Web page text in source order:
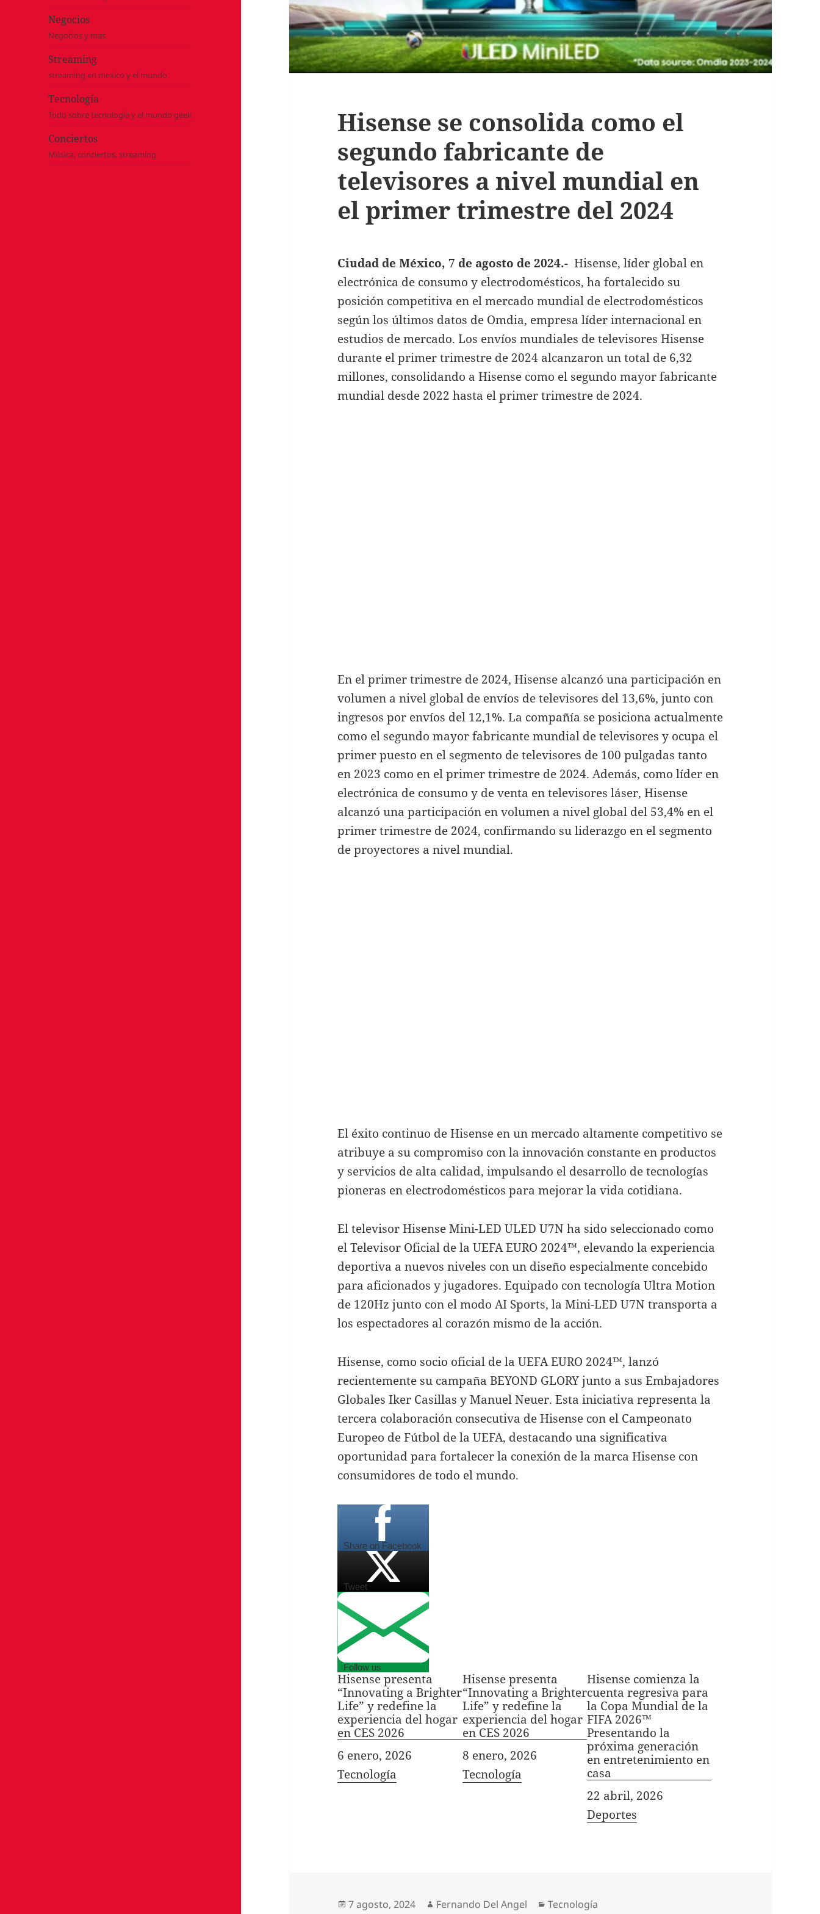
Negocios
Negocios y mas
Streaming
streaming en mexico y el mundo
Tecnología
Todo sobre tecnología y el mundo geek
Conciertos
Música, conciertos, streaming
Hisense se consolida como el
segundo fabricante de
televisores a nivel mundial en
el primer trimestre del 2024
Ciudad de México, 7 de agosto de2024.- Hisense, líder global en
electrónica de consumo y electrodomésticos, ha fortalecido su
posición competitiva en el mercado mundial de electrodomésticos
según los últimos datos de Omdia, empresa líder internacional en
estudios de mercado. Los envíos mundiales de televisores Hisense
durante el primer trimestre de 2024 alcanzaron un total de 6,32
millones, consolidando a Hisense como el segundo mayor fabricante
mundial desde 2022 hasta el primer trimestre de 2024.
En el primer trimestre de 2024, Hisense alcanzó una participación en
volumen a nivel global de envíos de televisores del 13,6%, junto con
ingresos por envíos del 12,1%. La compañía se posiciona actualmente
como el segundo mayor fabricante mundial de televisores y ocupa el
primer puesto en el segmento de televisores de 100 pulgadas tanto
en 2023 como en el primer trimestre de 2024. Además, como líder en
electrónica de consumo y de venta en televisores láser, Hisense
alcanzó una participación en volumen a nivel global del 53,4% en el
primer trimestre de 2024, confirmando su liderazgo en el segmento
de proyectores a nivel mundial.
El éxito continuo de Hisense en un mercado altamente competitivo se
atribuye a su compromiso con la innovación constante en productos
y servicios de alta calidad, impulsando el desarrollo de tecnologías
pioneras en electrodomésticos para mejorar la vida cotidiana.
El televisor Hisense Mini-LED ULED U7N ha sido seleccionado como
el Televisor Oficial de la UEFA EURO 2024™, elevando la experiencia
deportiva a nuevos niveles con un diseño especialmente concebido
para aficionados y jugadores. Equipado con tecnología Ultra Motion
de 120Hz junto con el modo AI Sports, la Mini-LED U7N transporta a
los espectadores al corazón mismo de la acción.
Hisense, como socio oficial de la UEFA EURO 2024™, lanzó
recientemente su campaña BEYOND GLORY junto a sus Embajadores
Globales Iker Casillas y Manuel Neuer. Esta iniciativa representa la
tercera colaboración consecutiva de Hisense con el Campeonato
Europeo de Fútbol de la UEFA, destacando una significativa
oportunidad para fortalecer la conexión de la marca Hisense con
consumidores de todo el mundo.
Share on Facebook
Tweet
Follow us
Hisense presenta
“Innovating a Brighter
Life” y redefine la
experiencia del hogar
en CES 2026
Fecha
6 enero, 2026
In relation to
Tecnología
Hisense presenta
“Innovating a Brighter
Life” y redefine la
experiencia del hogar
en CES 2026
Fecha
8 enero, 2026
In relation to
Tecnología
Hisense comienza la
cuenta regresiva para
la Copa Mundial de la
FIFA 2026™
Presentando la
próxima generación
en entretenimiento en
casa
Fecha
22 abril, 2026
In relation to
Deportes
Publicado
7 agosto, 2024 Autor
Fernando Del Angel Categorías
Tecnología